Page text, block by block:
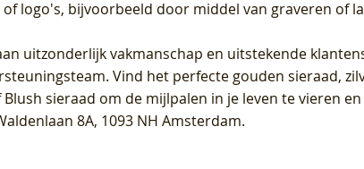
logo's, bijvoorbeeld door middel van graveren of
uitzonderlijk vakmanschap en uitstekende
Vind het perfecte gouden sieraad,
sieraad om de mijlpalen in je leven te vieren
8A, 1093 NH Amsterdam.